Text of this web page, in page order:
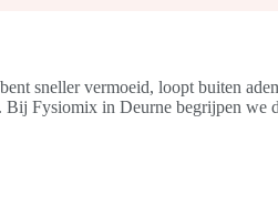
sneller vermoeid, loopt buiten
Fysiomix in Deurne begrijpen we